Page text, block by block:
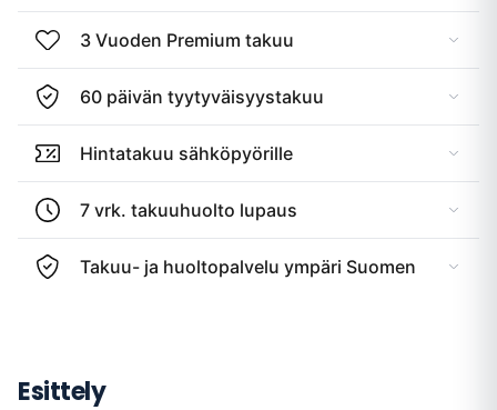
3 Vuoden Premium takuu
60 päivän tyytyväisyystakuu
Hintatakuu sähköpyörille
7 vrk. takuuhuolto lupaus
Takuu- ja huoltopalvelu ympäri Suomen
Esittely